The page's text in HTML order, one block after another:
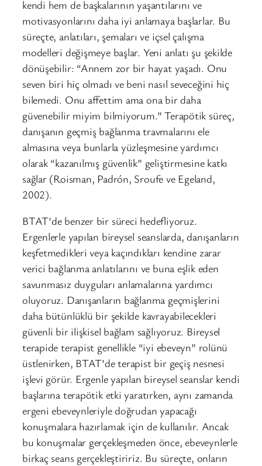
kendi hem de başkalarının yaşantılarını ve
motivasyonlarını daha iyi anlamaya başlarlar. Bu
süreçte, anlatıları, şemaları ve içsel çalışma
modelleri değişmeye başlar. Yeni anlatı şu şekilde
dönüşebilir: “Annem zor bir hayat yaşadı. Onu
seven biri hiç olmadı ve beni nasıl seveceğini hiç
bilemedi. Onu affettim ama ona bir daha
güvenebilir miyim bilmiyorum.” Terapötik süreç,
danışanın geçmiş bağlanma travmalarını ele
almasına veya bunlarla yüzleşmesine yardımcı
olarak “kazanılmış güvenlik” geliştirmesine katkı
sağlar (Roisman, Padrón, Sroufe ve Egeland,
2002).
BTAT’de benzer bir süreci hedefliyoruz.
Ergenlerle yapılan bireysel seanslarda, danışanların
keşfetmedikleri veya kaçındıkları kendine zarar
verici bağlanma anlatılarını ve buna eşlik eden
savunmasız duyguları anlamalarına yardımcı
oluyoruz. Danışanların bağlanma geçmişlerini
daha bütünlüklü bir şekilde kavrayabilecekleri
güvenli bir ilişkisel bağlam sağlıyoruz. Bireysel
terapide terapist genellikle “iyi ebeveyn” rolünü
üstlenirken, BTAT’de terapist bir geçiş nesnesi
işlevi görür. Ergenle yapılan bireysel seanslar kendi
başlarına terapötik etki yaratırken, aynı zamanda
ergeni ebeveynleriyle doğrudan yapacağı
konuşmalara hazırlamak için de kullanılır. Ancak
bu konuşmalar gerçekleşmeden önce, ebeveynlerle
birkaç seans gerçekleştiririz. Bu süreçte, onların